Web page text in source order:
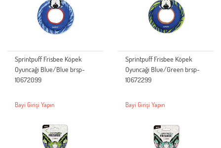
Sprintpuff Frisbee Köpek
Oyuncağı Blue/Blue brsp-
10672099
Bayi Girişi Yapın
Sprintpuff Frisbee Köpek
Oyuncağı Blue/Green brsp-
10672299
Bayi Girişi Yapın